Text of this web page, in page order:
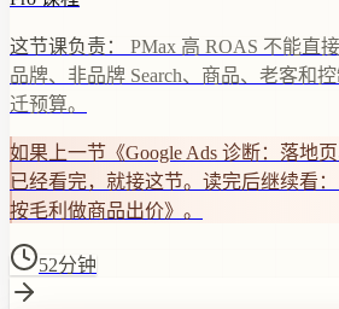
这节课负责：
PMax 高 ROAS 不能直
品牌、非品牌 Search、商品、老客和
迁预算。
如果上一节《Google Ads 诊断：落地
已经看完，就接这节。读完后继续看：
按毛利做商品出价》。
52分钟